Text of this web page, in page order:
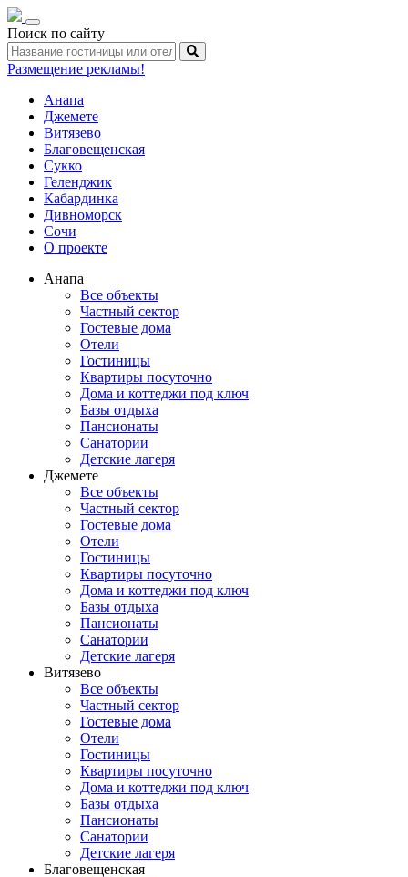
Toggle
navigation
Поиск по сайту
Размещение рекламы!
Анапа
Джемете
Витязево
Благовещенская
Сукко
Геленджик
Кабардинка
Дивноморск
Сочи
О проекте
Анапа
Все объекты
Частный сектор
Гостевые дома
Отели
Гостиницы
Квартиры посуточно
Дома и коттеджи под ключ
Базы отдыха
Пансионаты
Санатории
Детские лагеря
Джемете
Все объекты
Частный сектор
Гостевые дома
Отели
Гостиницы
Квартиры посуточно
Дома и коттеджи под ключ
Базы отдыха
Пансионаты
Санатории
Детские лагеря
Витязево
Все объекты
Частный сектор
Гостевые дома
Отели
Гостиницы
Квартиры посуточно
Дома и коттеджи под ключ
Базы отдыха
Пансионаты
Санатории
Детские лагеря
Благовещенская